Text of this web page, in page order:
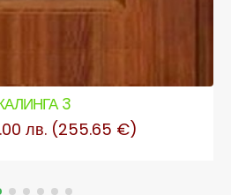
3
лв. (255.65 €)